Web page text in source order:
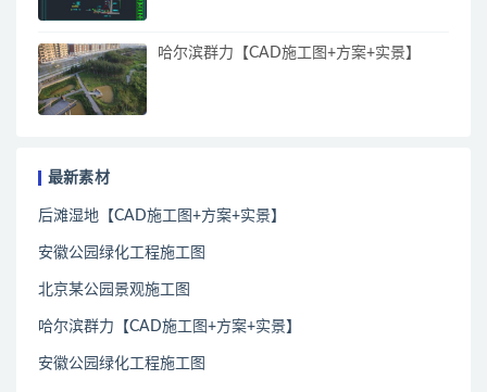
哈尔滨群力【CAD施工图+方案+实景】
最新素材
后滩湿地【CAD施工图+方案+实景】
安徽公园绿化工程施工图
北京某公园景观施工图
哈尔滨群力【CAD施工图+方案+实景】
安徽公园绿化工程施工图